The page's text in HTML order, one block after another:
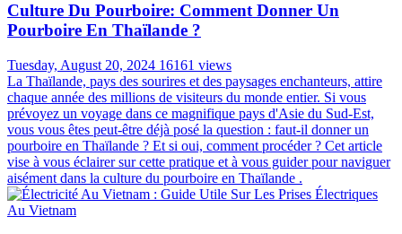
Culture Du Pourboire: Comment Donner Un
Pourboire En Thaïlande ?
Tuesday, August 20, 2024 16161 views
La Thaïlande, pays des sourires et des paysages enchanteurs, attire
chaque année des millions de visiteurs du monde entier. Si vous
prévoyez un voyage dans ce magnifique pays d'Asie du Sud-Est,
vous vous êtes peut-être déjà posé la question : faut-il donner un
pourboire en Thaïlande ? Et si oui, comment procéder ? Cet article
vise à vous éclairer sur cette pratique et à vous guider pour naviguer
aisément dans la culture du pourboire en Thaïlande .